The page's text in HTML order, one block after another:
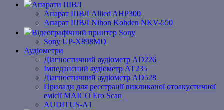
Апарати ШВЛ
Апарат ШВЛ Allied AHP300
Апарат ШВЛ Nihon Kohden NKV-550
Відеографічний принтер Sony
Sony UP-X898MD
Аудіометри
Діагностичний аудіометр AD226
Імпедансний аудіометр АТ235
Діагностичний аудіометр AD528
Прилади для реєстрації викликаної отоакустичної
емісії MAICO Ero Scan
AUDITUS-A1